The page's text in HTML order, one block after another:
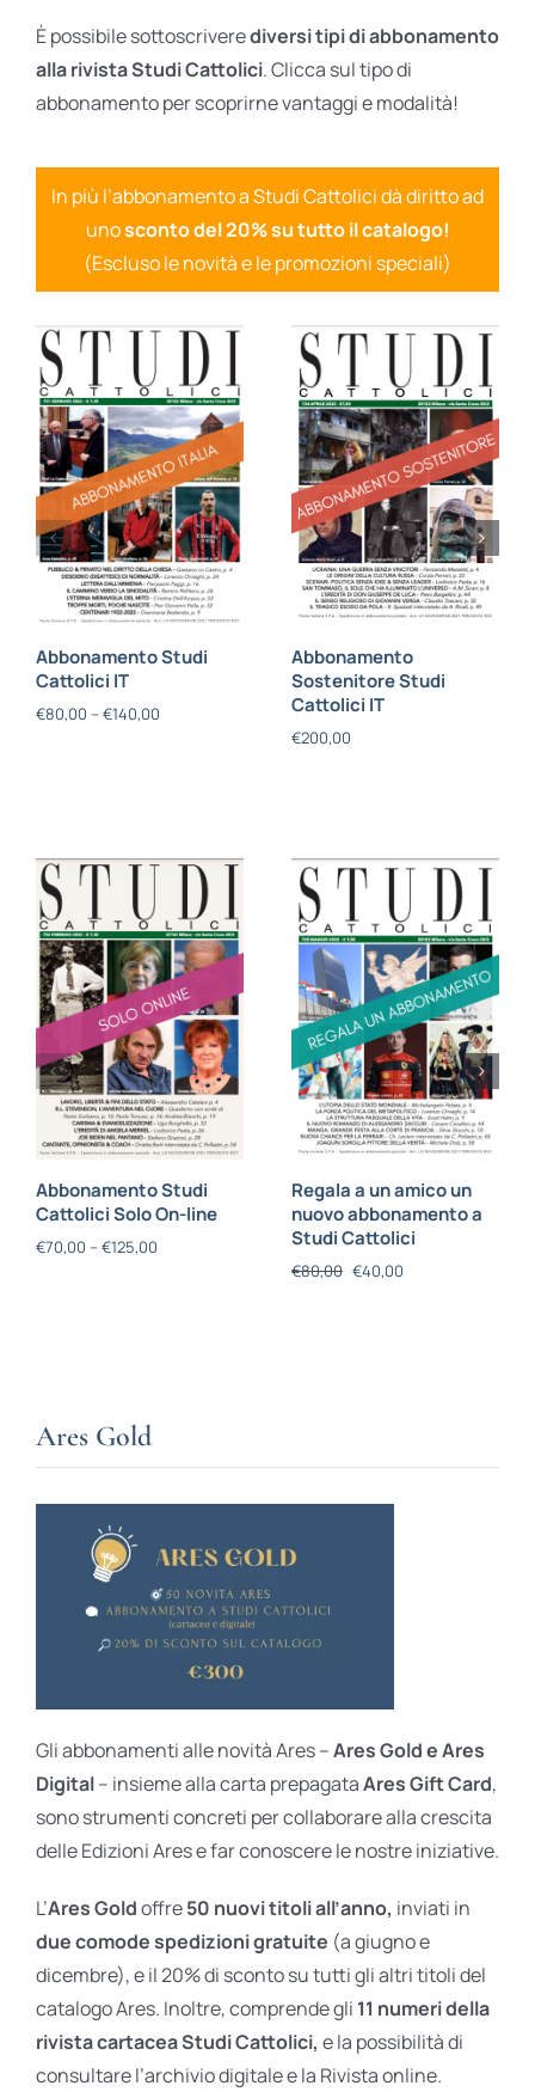
È possibile sottoscriverediversi tipi di abbonamento
alla rivista Studi Cattolici. Clicca sul tipo di
abbonamento per scoprirne vantaggi e modalità!
In più l’abbonamento a Studi Cattolici dà diritto ad
unosconto del 20% su tutto il catalogo!
(Escluso le novità e le promozioni speciali)
Abbonamento Studi
Cattolici IT
€80,00 – €140,00
Abbonamento
Sostenitore Studi
Cattolici IT
€200,00
Abbonamento Studi
Cattolici Solo On-line
€70,00 – €125,00
Regala a un amico un
nuovo abbonamento a
Studi Cattolici
€80,00 €40,00
Ares Gold
Gli abbonamenti alle novità Ares –Ares Gold e Ares
Digital– insieme alla carta prepagataAres Gift Card,
sono strumenti concreti per collaborare alla crescita
delle Edizioni Ares e far conoscere le nostre iniziative.
L’Ares Goldoffre50 nuovi titoli all’anno, inviati in
due comode spedizioni gratuite (a giugno e
dicembre), e il 20% di sconto su tutti gli altri titoli del
catalogo Ares. Inoltre, comprende gli 11 numeri della
rivista cartacea Studi Cattolici, e la possibilità di
consultare l’archivio digitale e la Rivista online.